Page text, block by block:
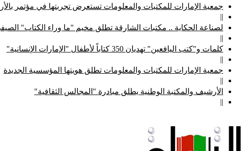
جمعية الإمارات للمكتبات والمعلومات تستعرض تجربتها في مؤتمر
||
لصناعة الحكاية .. مكتبات الشارقة تطلق مخيم "ما وراء الكتاب"
||
كلمات و"كتب اليافعين" تهديان 350 كتاباً لأطفال "الإمارات الإنسانية"
||
جمعية الإمارات للمكتبات والمعلومات تطلق هويتها المؤسسية الجديدة
||
الأرشيف والمكتبة الوطنية يطلق مبادرة "المجالس الثقافية"
||